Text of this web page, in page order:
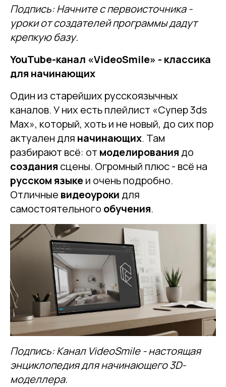
Подпись: Начните с первоисточника -
уроки от создателей программы дадут
крепкую базу.
YouTube-канал «VideoSmile» - классика
для начинающих
Один из старейших русскоязычных
каналов. У них есть плейлист «Супер 3ds
Max», который, хоть и не новый, до сих пор
актуален для начинающих. Там
разбирают всё: от моделирования до
создания сцены. Огромный плюс - всё на
русском языкеи очень подробно.
Отличные видеоуроки для
самостоятельного обучения.
Подпись: Канал VideoSmile - настоящая
энциклопедия для начинающего 3D-
моделлера.